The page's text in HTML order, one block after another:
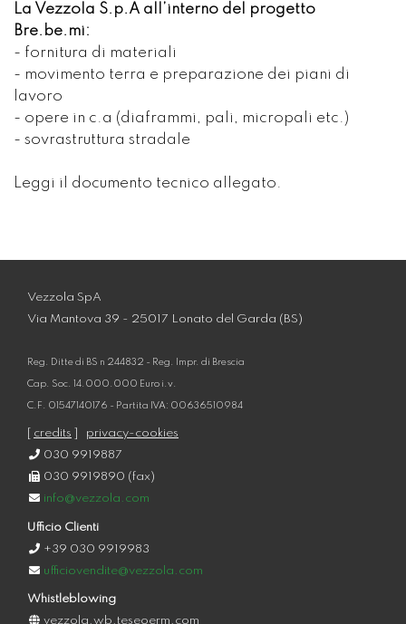
La Vezzola S.p.A all’interno del progetto
Bre.be.mi:
- fornitura di materiali
- movimento terra e preparazione dei piani di
lavoro
- opere in c.a (diaframmi, pali, micropali etc.)
- sovrastruttura stradale
Leggi il documento tecnico allegato.
Vezzola SpA
Via Mantova 39 - 25017 Lonato del Garda (BS)
Reg. Ditte di BS n 244832 - Reg. Impr. di Brescia
Cap. Soc. 14.000.000 Euro i.v.
C.F. 01547140176 - Partita IVA: 00636510984
credits
privacy-cookies
030 9919887
030 9919890 (fax)
info@vezzola.com
Ufficio Clienti
+39 030 9919983
ufficiovendite@vezzola.com
Whistleblowing
vezzola.wb.teseoerm.com